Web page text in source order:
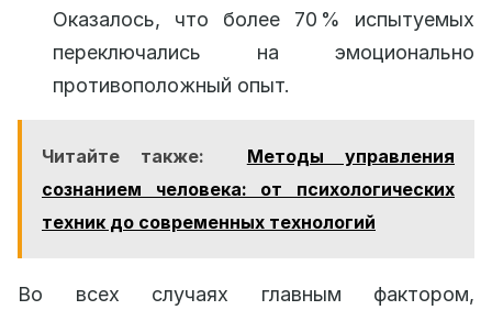
Оказалось, что более 70 % испытуемых
переключались на эмоционально
противоположный опыт.
Читайте также:
Методы управления
сознанием человека: от психологических
техник до современных технологий
Во всех случаях главным фактором,